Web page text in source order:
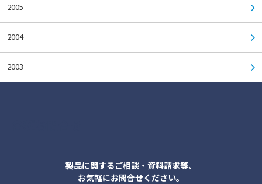
2005
2004
2003
製品に関するご相談・資料請求等、
お気軽にお問合せください。